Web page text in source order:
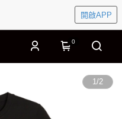
開啟APP
0
1/2